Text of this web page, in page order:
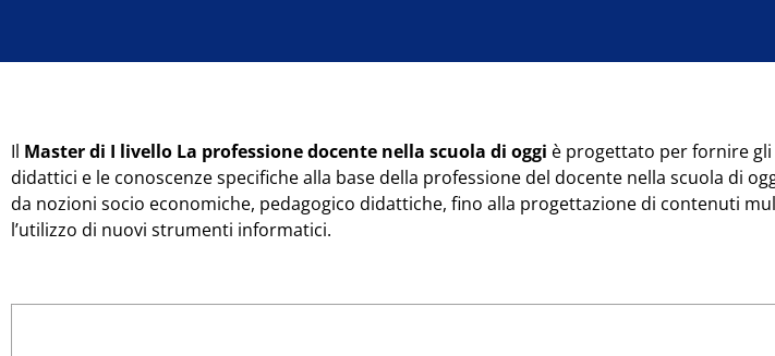
Il Master di I livello La professione docente nella scuola di oggi è progettato per fornire
didattici e le conoscenze specifiche alla base della professione del docente nella scuola di
da nozioni socio economiche, pedagogico didattiche, fino alla progettazione di contenuti
l’utilizzo di nuovi strumenti informatici.